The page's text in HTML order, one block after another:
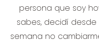
persona que soy
sabes, decidí desde
semana no